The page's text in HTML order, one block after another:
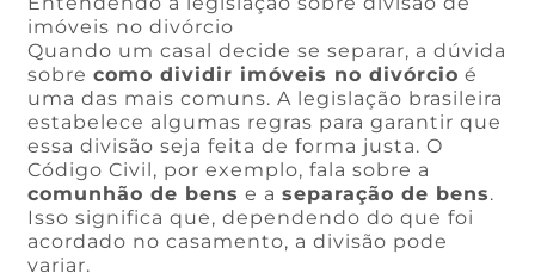
imóveis no divórcio
Quando um casal decide se separar, a dúvida
sobrecomo dividir imóveis no divórcio é
uma das mais comuns. A legislação brasileira
estabelece algumas regras para garantir que
essa divisão seja feita de forma justa. O
Código Civil, por exemplo, fala sobre a
comunhão de bens e aseparação de bens.
Isso significa que, dependendo do que foi
acordado no casamento, a divisão pode
variar.